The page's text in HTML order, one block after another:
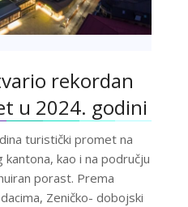
rekordan
u 2024. godini
turistički promet na
kao i na području
porast. Prema
Zeničko- dobojski